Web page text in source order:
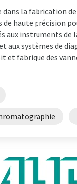
dans la fabrication
de haute précision
aux instruments de
aux systèmes de
et fabrique des